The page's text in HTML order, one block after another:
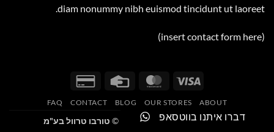
diam nonummy nibh euismod tincidunt ut laoreet.
(insert contact form here)
Visa
MasterCard
Credit
2
ABOUT
OUR STORES
BLOG
CONTACT
FAQ
Copyright [SM_current_year] © טורבו טרוול בע"מ דברו איתנו בווטסאפ